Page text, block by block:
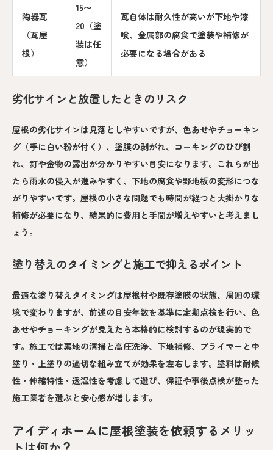
陶器瓦
（瓦屋
根）
15〜
20（塗
装は任
意）
瓦自体は耐久性が高いが下地や漆
喰、金属部の腐食で塗装や補修が
必要になる場合がある
劣化サインと放置したときのリスク
屋根の劣化サインは見落としやすいですが、色あせやチョーキン
グ（手に白い粉が付く）、塗膜の剥がれ、コーキングのひび割
れ、釘や金物の露出が分かりやすい目安になります。これらが出
たら雨水の侵入が進みやすく、下地の腐食や野地板の変形につな
がりやすいです。屋根の小さな問題でも時間が経つと大掛かりな
補修が必要になり、結果的に費用と手間が増えやすいと考えまし
ょう。
塗り替えのタイミングと施工で抑えるポイント
最適な塗り替えタイミングは屋根材や既存塗膜の状態、周囲の環
境で変わりますが、前述の目安年数を基準に定期点検を行い、色
あせやチョーキングが見えたら本格的に検討するのが現実的で
す。施工では素地の清掃と高圧洗浄、下地補修、プライマーと中
塗り・上塗りの適切な組み立てが効果を左右します。塗料は耐候
性・伸縮特性・透湿性を考慮して選び、保証や事後点検が整った
施工業者を選ぶと安心感が増します。
アイディホームに屋根塗装を依頼するメリッ